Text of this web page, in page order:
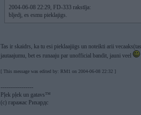
2004-06-08 22:29, FD-333 rakstīja:
bljedj, es esmu pieklajigs.
Tas ir skaidrs, ka tu esi pieklaajiigs un noteikti arii
jautaajumu, bet es runaaju par unofficial bandit, jauni veel
[ This message was edited by: RM1 on 2004-06-08 22:32 ]
-----------------
Pļek pļek un gatavs™
(c) гаражас Рихардс